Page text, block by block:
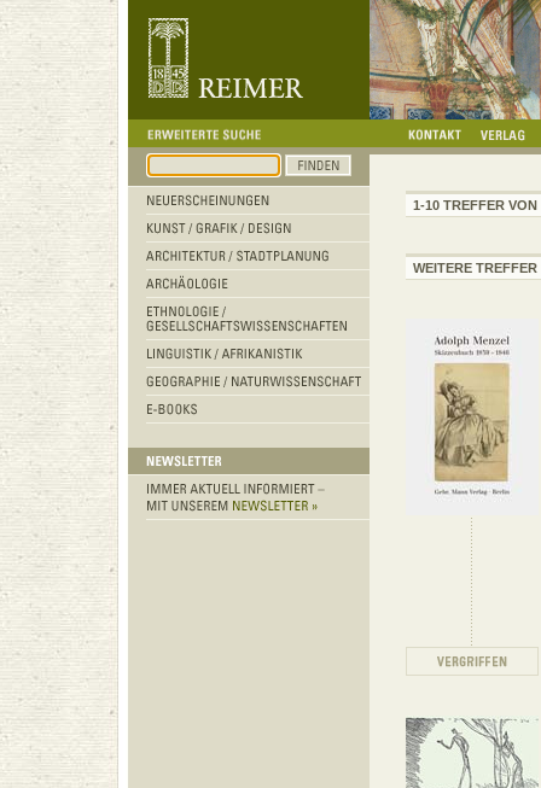
1-10 TREFFER VON
WEITERE